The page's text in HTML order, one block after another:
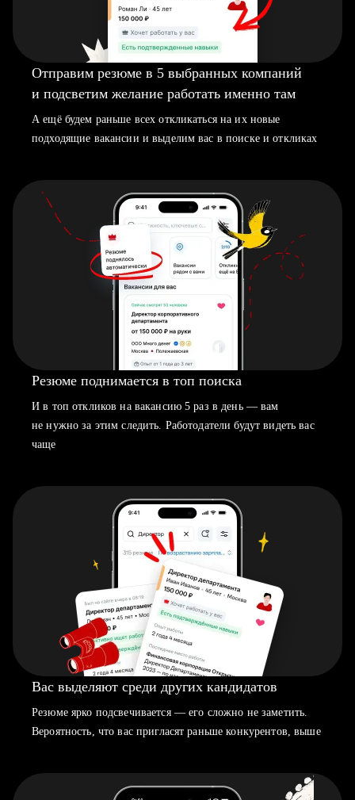
Отправим резюме в 5 выбранных компаний
и подсветим желание работать именно там
А ещё будем раньше всех откликаться на их новые
подходящие вакансии и выделим вас в поиске и откликах
Резюме поднимается в топ поиска
И в топ откликов на вакансию 5 раз в день — вам
не нужно за этим следить. Работодатели будут видеть вас
чаще
Вас выделяют среди других кандидатов
Резюме ярко подсвечивается — его сложно не заметить.
Вероятность, что вас пригласят раньше конкурентов, выше